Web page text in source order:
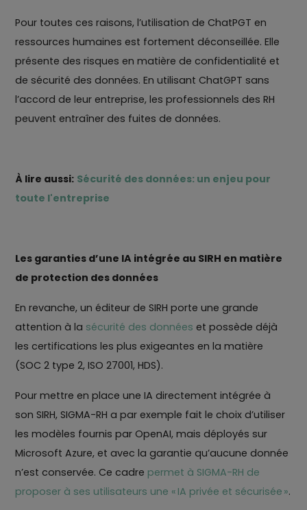
Pour toutes ces raisons, l’utilisation de ChatPGT en
ressources humaines est fortement déconseillée. Elle
présente des risques en matière de confidentialité et
de sécurité des données. En utilisant ChatGPT sans
l’accord de leur entreprise, les professionnels des RH
peuvent entraîner des fuites de données.
À lire aussi: Sécurité des données: un enjeu pour
toute l'entreprise
Les garanties d’une IA intégrée au SIRH en matière
de protection des données
En revanche, un éditeur de SIRH porte une grande
attention à la sécurité des données et possède déjà
les certifications les plus exigeantes en la matière
(SOC 2 type 2, ISO 27001, HDS).
Pour mettre en place une IA directement intégrée à
son SIRH, SIGMA-RH a par exemple fait le choix d’utiliser
les modèles fournis par OpenAI, mais déployés sur
Microsoft Azure, et avec la garantie qu’aucune donnée
n’est conservée. Ce cadre permet à SIGMA-RH de
proposer à ses utilisateurs une « IA privée et sécurisée ».